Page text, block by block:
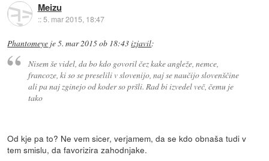
Meizu
::5. mar 2015, 18:47
Phantomeye je5. mar 2015 ob 18:43izjavil:
Nisem še videl, da bo kdo govoril čez kake angleže, nemce,
francoze, ki so se preselili v slovenijo, naj se naučijo slovenščine
ali pa naj zginejo od koder so pršli. Rad bi izvedel več, čemu je
tako
Od kje pa to? Ne vem sicer, verjamem, da se kdo obnaša tudi v
tem smislu, da favorizira zahodnjake.